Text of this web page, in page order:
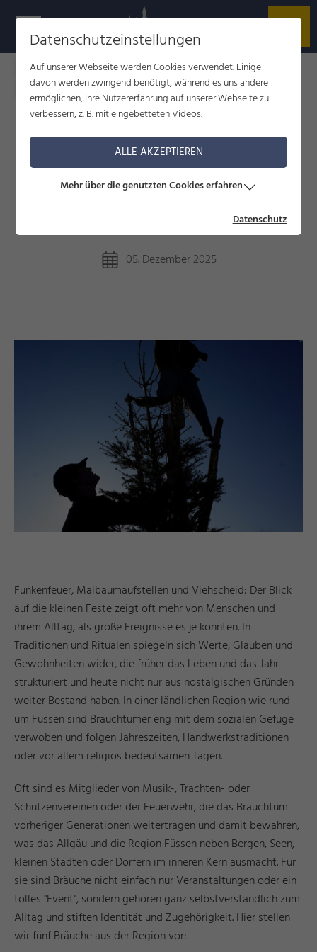
Füssen im Allgäu Service
Aktuelles aus Füssen
Gelebtes Erbe
GELEBTES ERBE
Traditionelle Bräuche in der Region
05. Dezember 2025
©
I
n
g
ri
Y
a
s
h
R
ö
s
n
Funkenfeuer, Maibaumaufstellen und Viehscheid: Der Blick
auf die kleinen Feste zeigt oft mehr von Menschen und
ihrem Alltag, als große Ereignisse es je könnten. In
Traditionen und Ritualen spiegeln sich Werte, Glauben und
Gewohnheiten wider, die früher das Leben und das Jahr
strukturiert und heute nicht nur aus nostalgischen Gründen
weiter Bestand haben. In einer ländlichen Region wie rund
um Füssen sind Brauchtümer eng mit dem sozialen Gefüge
verwoben und folgen Jahreszeiten, Handwerkstraditionen
oder vor allem religiös bedeutsamen Tagen.
Oft sind es Mitglieder von Musik-, Trachten- oder
Schützenvereinen oder der Feuerwehr, die das Brauchtum
vorheriger Generationen weitertragen und damit bewahren,
was das Allgäu und die Region Füssen neben Bergen, Seen,
kleinen Städten oder Dörfern im inneren Kern ausmacht. Für
sie sind Bräuche nicht einfach nur Veranstaltungen oder ein
tolles "Event", sondern gehören ganz selbstverständlich zum
Alltag und stiften Identität und Zugehörigkeit. Hier stellen
wir fünf Bräuche aus der Region vor:
Datenschutzeinstellungen
Auf unserer Webseite werden Cookies verwendet. Einige
davon werden zwingend benötigt, während es uns andere
ermöglichen, Ihre Nutzererfahrung auf unserer Webseite zu
verbessern, z. B. mit eingebetteten Videos.
ALLE AKZEPTIEREN
Mehr über die genutzten Cookies erfahren
Datenschutz